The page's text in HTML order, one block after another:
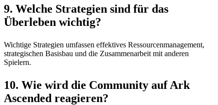
9. Welche Strategien sind für das
Überleben wichtig?
Wichtige Strategien umfassen effektives Ressourcenmanagement,
strategischen Basisbau und die Zusammenarbeit mit anderen
Spielern.
10. Wie wird die Community auf Ark
Ascended reagieren?